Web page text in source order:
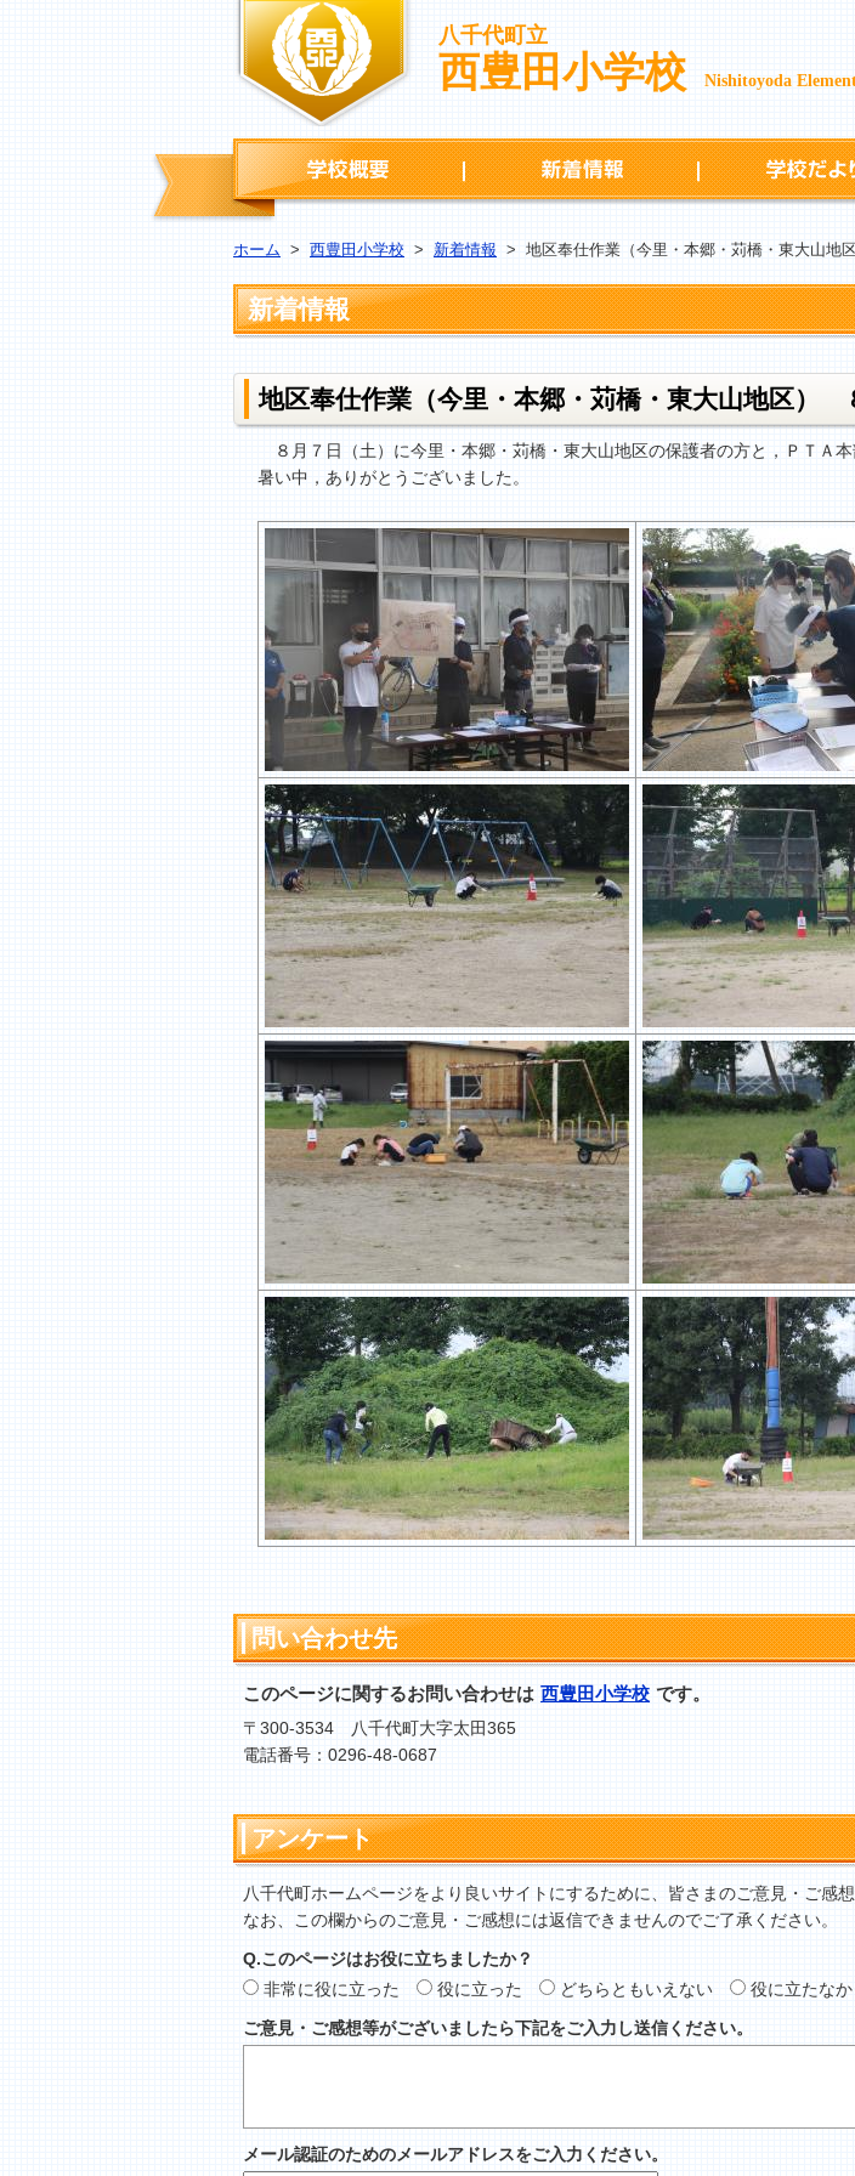
八千代町立
西豊田小学校 Nishitoyoda
学校概要 新着情報
ホーム > 西豊田小学校 > 新着情報 > 地区奉仕作業（今里・本郷・苅橋・東大山地
新着情報
地区奉仕作業（今里・本郷・苅橋・東大山地区）
８月７日（土）に今里・本郷・苅橋・東大山地区の保護者の方と，ＰＴＡ
暑い中，ありがとうございました。
問い合わせ先
このページに関するお問い合わせは 西豊田小学校 です。
〒300-3534 八千代町大字太田365
電話番号：0296-48-0687
アンケート
八千代町ホームページをより良いサイトにするために、皆さまのご意見・ご感想
なお、この欄からのご意見・ご感想には返信できませんのでご了承ください。
Q.このページはお役に立ちましたか？
非常に役に立った
役に立った どちらともいえない
役に立たな
ご意見・ご感想等がございましたら下記をご入力し送信ください。
メール認証のためのメールアドレスをご入力ください。